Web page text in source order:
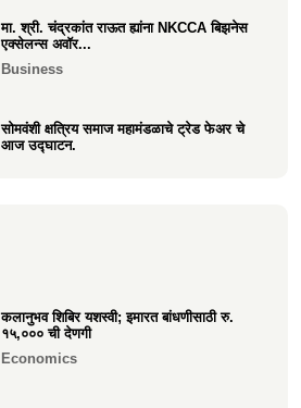
मा. श्री. चंद्रकांत राऊत ह्यांना NKCCA बिझनेस
एक्सेलन्स अवॉर...
Business
सोमवंशी क्षत्रिय समाज महामंडळाचे ट्रेड फेअर चे
आज उद्घाटन.
वक्रतुंड ऍग्रो याचे उद्घाटन, माहीम
Business
कलानुभव शिबिर यशस्वी; इमारत बांधणीसाठी रु.
१५,००० ची देणगी
Economics